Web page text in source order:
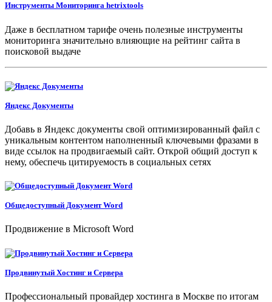
Инструменты Мониторинга hetrixtools
Даже в бесплатном тарифе очень полезные инструменты
мониторинга значительно влияющие на рейтинг сайта в
поисковой выдаче
Яндекс Документы
Добавь в Яндекс документы свой оптимизированный файл с
уникальным контентом наполненный ключевыми фразами в
виде ссылок на продвигаемый сайт. Открой общий доступ к
нему, обеспечь цитируемость в социальных сетях
Общедоступный Документ Word
Продвижение в Microsoft Word
Продвинутый Хостинг и Сервера
Профессиональный провайдер хостинга в Москве по итогам